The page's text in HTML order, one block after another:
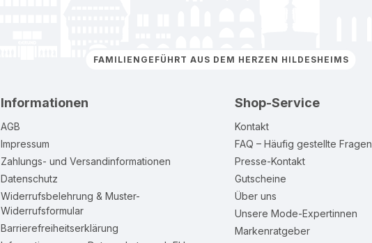
FAMILIENGEFÜHRT AUS DEM HERZEN HILDESHEIMS
Informationen
AGB
Impressum
Zahlungs- und Versandinformationen
Datenschutz
Widerrufsbelehrung & Muster-
Widerrufsformular
Barrierefreiheitserklärung
Shop-Service
Kontakt
FAQ – Häufig gestellte Fragen
Presse-Kontakt
Gutscheine
Über uns
Unsere Mode-Expertinnen
Markenratgeber